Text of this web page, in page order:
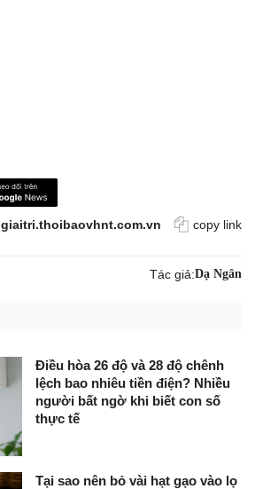
giaitri.thoibaovhnt.com.vn copy link
Tác giả:Dạ Ngân
Điều hòa 26 độ và 28 độ chênh
lệch bao nhiêu tiền điện? Nhiều
người bất ngờ khi biết con số
thực tế
Tại sao nên bỏ vài hạt gạo vào lọ